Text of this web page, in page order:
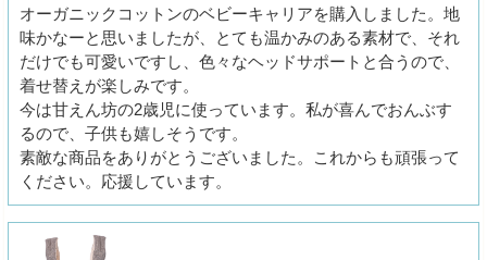
オーガニックコットンのベビーキャリアを購入しました。地
味かなーと思いましたが、とても温かみのある素材で、それ
だけでも可愛いですし、色々なヘッドサポートと合うので、
着せ替えが楽しみです。
今は甘えん坊の2歳児に使っています。私が喜んでおんぶす
るので、子供も嬉しそうです。
素敵な商品をありがとうございました。これからも頑張って
ください。応援しています。